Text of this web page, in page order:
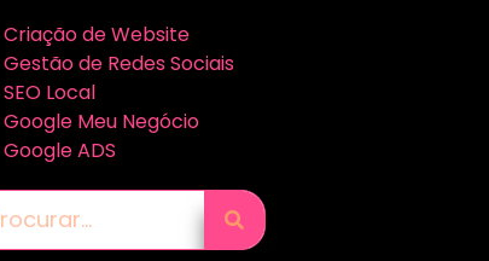
Criação de Website
Gestão de Redes Sociais
SEO Local
Google Meu Negócio
Google ADS